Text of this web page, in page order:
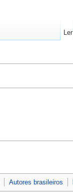
Autores brasileiros
Ler